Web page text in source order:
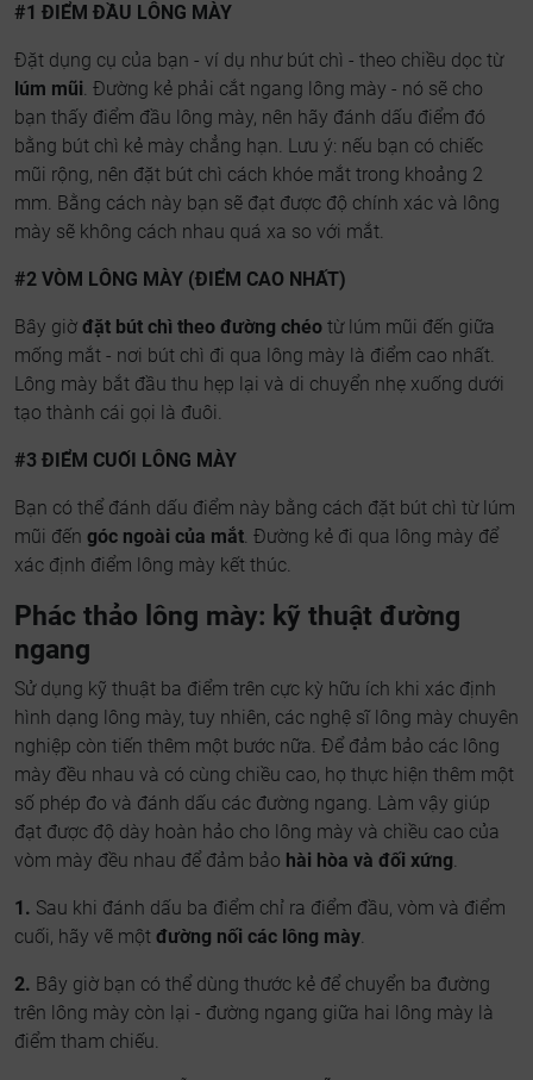
#1 ĐIỂM ĐẦU LÔNG MÀY
Đặt dụng cụ của bạn - ví dụ như bút chì - theo chiều dọc từ
lúm mũi. Đường kẻ phải cắt ngang lông mày - nó sẽ cho
bạn thấy điểm đầu lông mày, nên hãy đánh dấu điểm đó
bằng bút chì kẻ mày chẳng hạn. Lưu ý: nếu bạn có chiếc
mũi rộng, nên đặt bút chì cách khóe mắt trong khoảng 2
mm. Bằng cách này bạn sẽ đạt được độ chính xác và lông
mày sẽ không cách nhau quá xa so với mắt.
#2 VÒM LÔNG MÀY (ĐIỂM CAO NHẤT)
Bây giờ đặt bút chì theo đường chéo từ lúm mũi đến giữa
mống mắt - nơi bút chì đi qua lông mày là điểm cao nhất.
Lông mày bắt đầu thu hẹp lại và di chuyển nhẹ xuống dưới
tạo thành cái gọi là đuôi.
#3 ĐIỂM CUỐI LÔNG MÀY
Bạn có thể đánh dấu điểm này bằng cách đặt bút chì từ lúm
mũi đến góc ngoài của mắt. Đường kẻ đi qua lông mày để
xác định điểm lông mày kết thúc.
Phác thảo lông mày: kỹ thuật đường
ngang
Sử dụng kỹ thuật ba điểm trên cực kỳ hữu ích khi xác định
hình dạng lông mày, tuy nhiên, các nghệ sĩ lông mày chuyên
nghiệp còn tiến thêm một bước nữa. Để đảm bảo các lông
mày đều nhau và có cùng chiều cao, họ thực hiện thêm một
số phép đo và đánh dấu các đường ngang. Làm vậy giúp
đạt được độ dày hoàn hảo cho lông mày và chiều cao của
vòm mày đều nhau để đảm bảo hài hòa và đối xứng.
1. Sau khi đánh dấu ba điểm chỉ ra điểm đầu, vòm và điểm
cuối, hãy vẽ một đường nối các lông mày.
2. Bây giờ bạn có thể dùng thước kẻ để chuyển ba đường
trên lông mày còn lại - đường ngang giữa hai lông mày là
điểm tham chiếu.